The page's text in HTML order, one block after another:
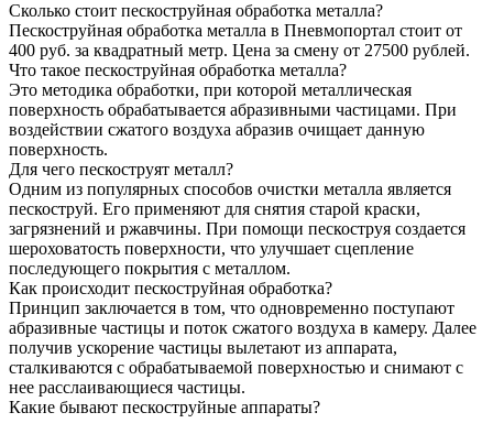
Сколько стоит пескоструйная обработка металла?
Пескоструйная обработка металла в Пневмопортал стоит от
400 руб. за квадратный метр. Цена за смену от 27500 рублей.
Что такое пескоструйная обработка металла?
Это методика обработки, при которой металлическая
поверхность обрабатывается абразивными частицами. При
воздействии сжатого воздуха абразив очищает данную
поверхность.
Для чего пескоструят металл?
Одним из популярных способов очистки металла является
пескоструй. Его применяют для снятия старой краски,
загрязнений и ржавчины. При помощи пескоструя создается
шероховатость поверхности, что улучшает сцепление
последующего покрытия с металлом.
Как происходит пескоструйная обработка?
Принцип заключается в том, что одновременно поступают
абразивные частицы и поток сжатого воздуха в камеру. Далее
получив ускорение частицы вылетают из аппарата,
сталкиваются с обрабатываемой поверхностью и снимают с
нее расслаивающиеся частицы.
Какие бывают пескоструйные аппараты?